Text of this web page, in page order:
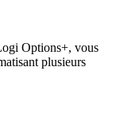
Options+, vous
plusieurs